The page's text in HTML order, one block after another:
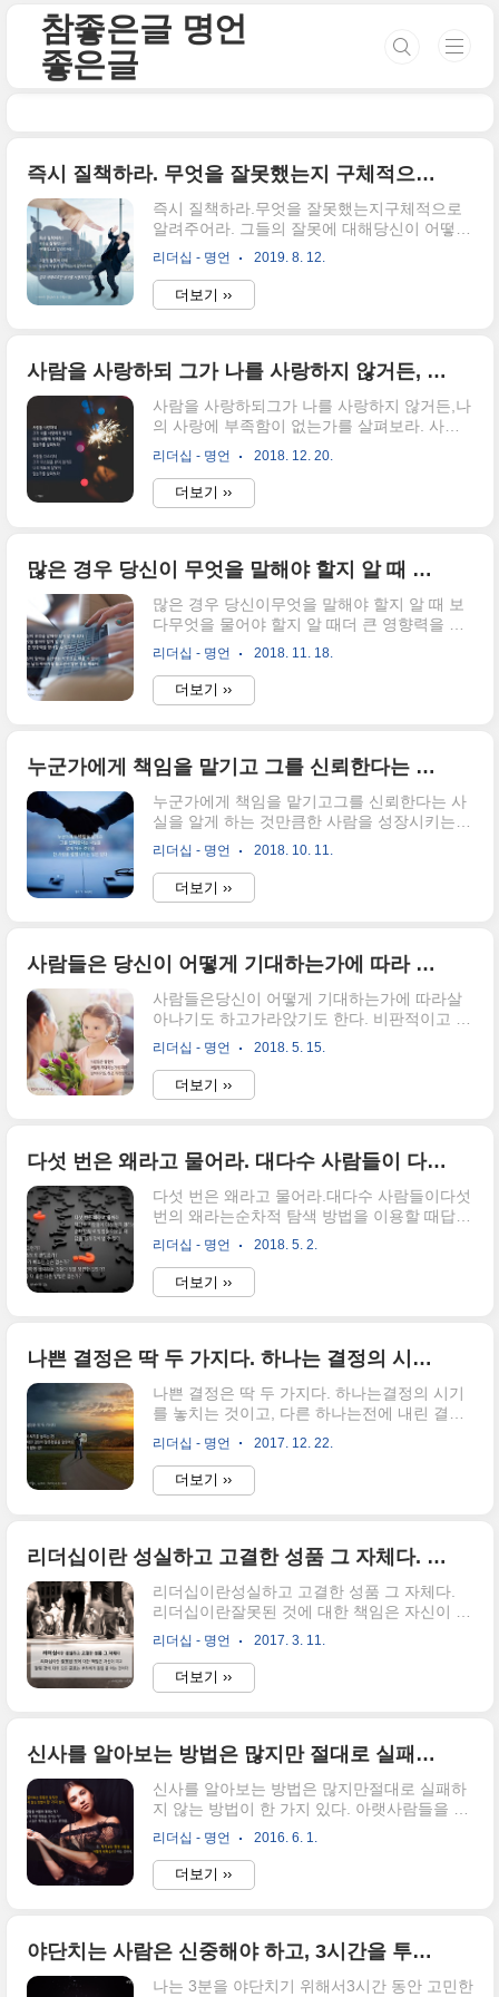
참좋은글 명언
좋은글
즉시 질책하라. 무엇을 잘못했는지 구체적으로 알려주어라. 그들의 잘못에 대해 당신이 어떻게 생각하는지 알려주어라. 절대 애매모호한 용어를 사용하지 말라.
즉시 질책하라.무엇을 잘못했는지구체적으로
알려주어라. 그들의 잘못에 대해당신이 어떻게
생각하는지 알려주어라. 절대 애매모호한 용어
를 사용하지 말라. - 케네스 블랜차드 & 스펜서
존슨
리더십 - 명언 2019. 8. 12.
더보기 ››
사람을 사랑하되 그가 나를 사랑하지 않거든, 나의 사랑에 부족함이 없는가를 살펴보라.
사람을 사랑하되그가 나를 사랑하지 않거든,나
의 사랑에 부족함이 없는가를 살펴보라. 사람
을 다스리되그가 다스림을 받지 않거든나의 지
도에 잘못이 없는가를 살펴보라. 행하여 얻음
이 없으면모든 것에 나 자신을 반성하라.내가
올바를진대천하는 모두 나에게 돌아온다. - 맹
리더십 - 명언 2018. 12. 20.
더보기 ››
많은 경우 당신이 무엇을 말해야 할지 알 때 보다 무엇을 물어야 할지 알 때 더 큰 영향력을 행사할 수 있다.
많은 경우 당신이무엇을 말해야 할지 알 때 보
다무엇을 물어야 할지 알 때더 큰 영향력을 행
사할 수 있다. 자신이 말하는 동안에는아무것
도 배울 수 없다.나는 남의 이야기를 들으면서
많은 것을 배웠다. - 딜로이트 전 CEO, 짐 퀴글
리(Jim Quigley)
리더십 - 명언 2018. 11. 18.
더보기 ››
누군가에게 책임을 맡기고 그를 신뢰한다는 사실을 알게 하는 것만큼 한 사람을 성장시키는 일은 없다.
누군가에게 책임을 맡기고그를 신뢰한다는 사
실을 알게 하는 것만큼한 사람을 성장시키는
일은 없다. - 부커 T. 워싱턴
리더십 - 명언 2018. 10. 11.
더보기 ››
사람들은 당신이 어떻게 기대하는가에 따라 살아나기도 하고 가라앉기도 한다.
사람들은당신이 어떻게 기대하는가에 따라살
아나기도 하고가라앉기도 한다. 비판적이고 깔
보는이름표를 달아주고부정적으로 기대하면그
에 준한 행동을 하게 되고,부정적 반응을 촉발
하게 된다. 굳이 낙인을 찍어야 한다면긍정적
인 모습을 부각시키는이름표를 붙여주자. - 커
리더십 - 명언 2018. 5. 15.
더보기 ››
다섯 번은 왜라고 물어라. 대다수 사람들이 다섯 번의 왜라는 순차적 탐색 방법을 이용할 때 답을 쉽게 찾아낼 수 있다.
다섯 번은 왜라고 물어라.대다수 사람들이다섯
번의 왜라는순차적 탐색 방법을 이용할 때답을
쉽게 찾아낼 수 있다. 도요타 직원들은아래와
같이 다섯 번을 묻는다. 첫째, 왜 그런가?둘째,
이 정도로 괜찮은가?셋째 무언가 빠뜨린 것은
없는가?넷째, 당연하게 생각하는 것들이 정말
리더십 - 명언 2018. 5. 2.
더보기 ››
나쁜 결정은 딱 두 가지다. 하나는 결정의 시기를 놓치는 것이고, 다른 하나는 전에 내린 결정이 잘못됐음을 알면서도 바꾸지 않는 것이다.
나쁜 결정은 딱 두 가지다. 하나는결정의 시기
를 놓치는 것이고, 다른 하나는전에 내린 결정
이 잘못됐음을 알면서도바꾸지 않는 것이다. -
제임스 피너텔리, 유니소스 에너지사 전 회장
리더십 - 명언 2017. 12. 22.
더보기 ››
리더십이란 성실하고 고결한 성품 그 자체다. 리더십이란 잘못된 것에 대한 책임은 자신이 지고, 잘된 것에 대한 모든 공로는 부하에게 돌릴 줄 아는 것이다.
리더십이란성실하고 고결한 성품 그 자체다.
리더십이란잘못된 것에 대한 책임은 자신이 지
고,잘된 것에 대한 모든 공로는부하에게 돌릴
줄 아는 것이다. - 아이젠하워 대통령
리더십 - 명언 2017. 3. 11.
더보기 ››
신사를 알아보는 방법은 많지만 절대로 실패하지 않는 방법이 한 가지 있다. 아랫사람들을 어떻게 대하는가?
신사를 알아보는 방법은 많지만절대로 실패하
지 않는 방법이 한 가지 있다. 아랫사람들을 어
떻게 대하는가?아녀자들에게 어떤 행동을 보
이는가?고용주는 직원을,스승은 제자를,장교
는 부하를, 즉 자기보다 약한 사람을어떻게 대
하는가? 하는 것이다. - 웰링턴
리더십 - 명언 2016. 6. 1.
더보기 ››
야단치는 사람은 신중해야 하고, 3시간을 투자할 정도의 열정이 있어야 한다. 이것이 바로 꾸중이다.
나는 3분을 야단치기 위해서3시간 동안 고민한